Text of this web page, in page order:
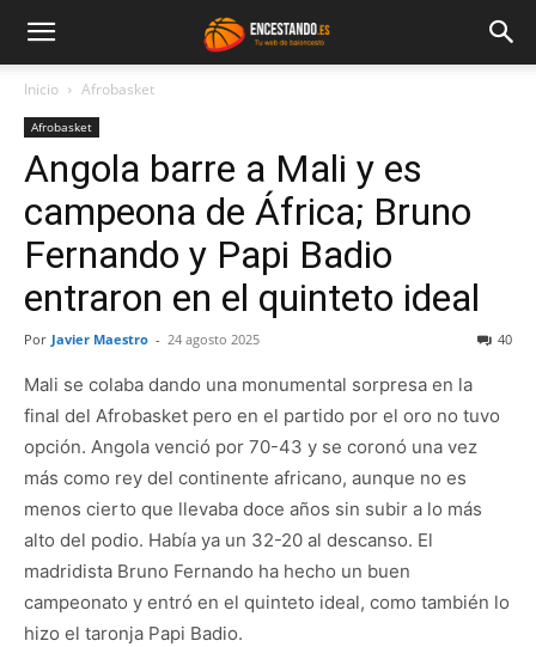
Inicio Afrobasket
Afrobasket
Angola barre a Mali y es
campeona de África; Bruno
Fernando y Papi Badio
entraron en el quinteto ideal
Por Javier Maestro - 24 agosto 2025 40
Mali se colaba dando una monumental sorpresa en la
final del Afrobasket pero en el partido por el oro no tuvo
opción. Angola venció por 70-43 y se coronó una vez
más como rey del continente africano, aunque no es
menos cierto que llevaba doce años sin subir a lo más
alto del podio. Había ya un 32-20 al descanso. El
madridista Bruno Fernando ha hecho un buen
campeonato y entró en el quinteto ideal, como también lo
hizo el taronja Papi Badio.